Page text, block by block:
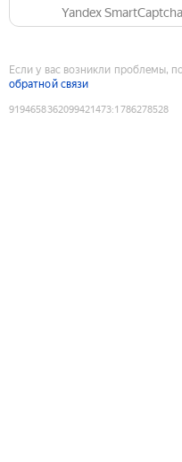
Yandex SmartCaptcha
Если у вас возникли проблемы,
обратной связи
9194658362099421473:1786278528